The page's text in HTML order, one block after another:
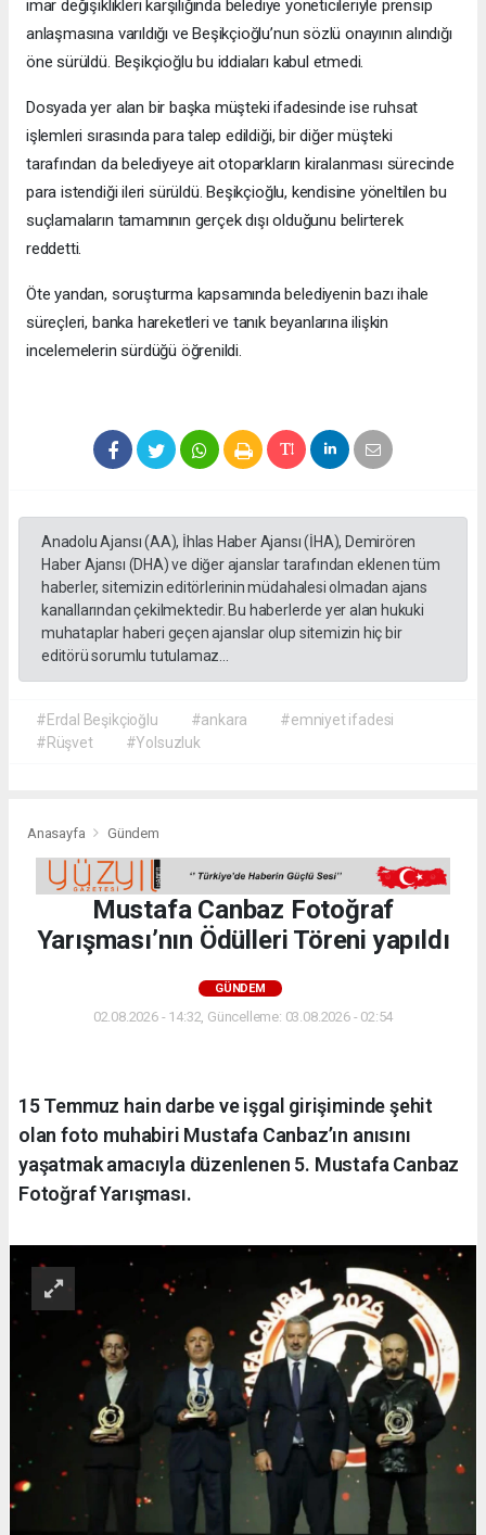
imar değişiklikleri karşılığında belediye yöneticileriyle prensip
anlaşmasına varıldığı ve Beşikçioğlu’nun sözlü onayının alındığı
öne sürüldü. Beşikçioğlu bu iddiaları kabul etmedi.
Dosyada yer alan bir başka müşteki ifadesinde ise ruhsat
işlemleri sırasında para talep edildiği, bir diğer müşteki
tarafından da belediyeye ait otoparkların kiralanması sürecinde
para istendiği ileri sürüldü. Beşikçioğlu, kendisine yöneltilen bu
suçlamaların tamamının gerçek dışı olduğunu belirterek
reddetti.
Öte yandan, soruşturma kapsamında belediyenin bazı ihale
süreçleri, banka hareketleri ve tanık beyanlarına ilişkin
incelemelerin sürdüğü öğrenildi.
Anadolu Ajansı (AA), İhlas Haber Ajansı (İHA), Demirören
Haber Ajansı (DHA) ve diğer ajanslar tarafından eklenen tüm
haberler, sitemizin editörlerinin müdahalesi olmadan ajans
kanallarından çekilmektedir. Bu haberlerde yer alan hukuki
muhataplar haberi geçen ajanslar olup sitemizin hiç bir
editörü sorumlu tutulamaz...
#Erdal Beşikçioğlu #ankara
#emniyet ifadesi
#Rüşvet
#Yolsuzluk
Anasayfa Gündem
Mustafa Canbaz Fotoğraf
Yarışması’nın Ödülleri Töreni yapıldı
GÜNDEM
02.08.2026 - 14:32, Güncelleme: 03.08.2026 - 02:54
15 Temmuz hain darbe ve işgal girişiminde şehit
olan foto muhabiri Mustafa Canbaz’ın anısını
yaşatmak amacıyla düzenlenen 5. Mustafa Canbaz
Fotoğraf Yarışması.